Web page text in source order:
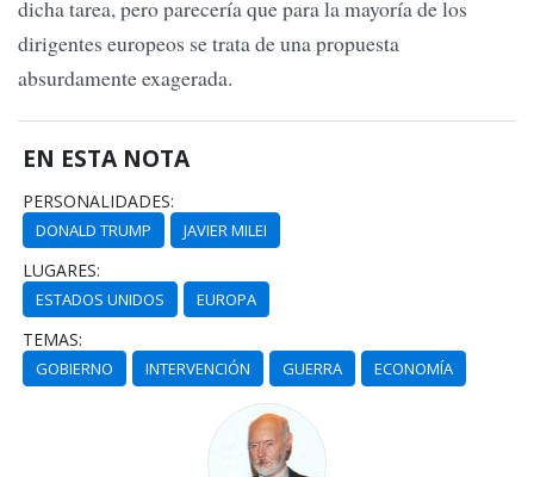
dicha tarea, pero parecería que para la mayoría de los
dirigentes europeos se trata de una propuesta
absurdamente exagerada.
EN ESTA NOTA
PERSONALIDADES:
DONALD TRUMP JAVIER MILEI
LUGARES:
ESTADOS UNIDOS EUROPA
TEMAS:
GOBIERNO INTERVENCIÓN GUERRA ECONOMÍA